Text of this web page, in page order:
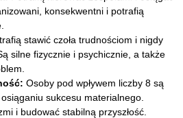
konsekwentni i potrafią
stawić czoła trudnościom i nigdy
silne fizycznie i psychicznie, a także
Osoby pod wpływem liczby 8 są
sukcesu materialnego.
i budować stabilną przyszłość.